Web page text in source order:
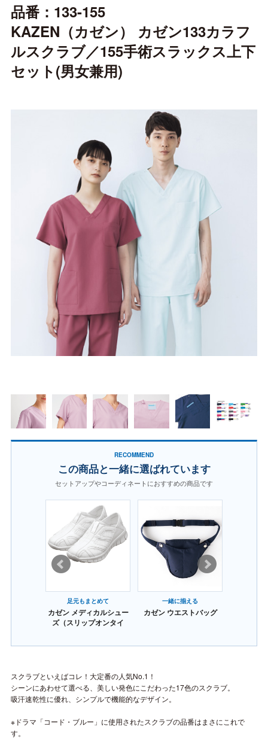
品番：133-155
KAZEN（カゼン） カゼン133カラフ
ルスクラブ／155手術スラックス上下
セット(男女兼用)
RECOMMEND
この商品と一緒に選ばれています
セットアップやコーディネートにおすすめの商品です
足元もまとめて
カゼン メディカルシュー
ズ（スリップオンタイ
一緒に揃える
カゼン ウエストバッグ
スクラブといえばコレ！大定番の人気No.1！
シーンにあわせて選べる、美しい発色にこだわった17色のスクラブ。
吸汗速乾性に優れ、シンプルで機能的なデザイン。
※ドラマ「コード・ブルー」に使用されたスクラブの品番はまさにこれで
す。